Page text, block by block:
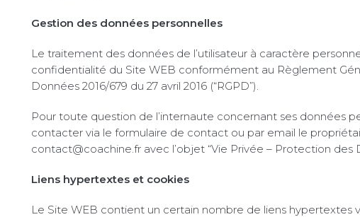
Gestion des données personnelles
Le traitement des données de l’utilisateur à caractère
confidentialité du Site WEB conformément au Règlement
Données 2016/679 du 27 avril 2016 (“RGPD”).
Pour toute question de l’internaute concernant ses données
contacter via le formulaire de contact ou par email le
contact@coachine.fr avec l’objet “Vie Privée – Protection des
Liens hypertextes et cookies
Le Site WEB contient un certain nombre de liens hypertextes